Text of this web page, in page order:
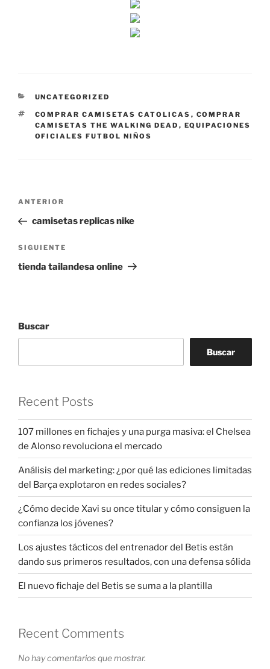
CATEGORÍAS
UNCATEGORIZED
ETIQUETAS
COMPRAR CAMISETAS CATOLICAS , COMPRAR
CAMISETAS THE WALKING DEAD , EQUIPACIONES
OFICIALES FUTBOL NIÑOS
Navegación
entradas
Entrada
anterior:
ANTERIOR
camisetas replicas nike
Siguiente
entrada
SIGUIENTE
tienda tailandesa online
Buscar
Buscar
Recent Posts
107 millones en fichajes y una purga masiva: el Chelsea
de Alonso revoluciona el mercado
Análisis del marketing: ¿por qué las ediciones limitadas
del Barça explotaron en redes sociales?
¿Cómo decide Xavi su once titular y cómo consiguen la
confianza los jóvenes?
Los ajustes tácticos del entrenador del Betis están
dando sus primeros resultados, con una defensa sólida
El nuevo fichaje del Betis se suma a la plantilla
Recent Comments
No hay comentarios que mostrar.